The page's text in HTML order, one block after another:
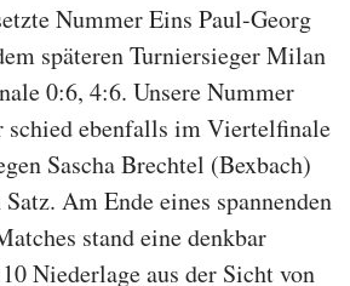
Nummer Eins Paul-Georg
späteren Turniersieger Milan
0:6, 4:6. Unsere Nummer
ebenfalls im Viertelfinale
Sascha Brechtel (Bexbach)
Am Ende eines spannenden
stand eine denkbar
Niederlage aus der Sicht von